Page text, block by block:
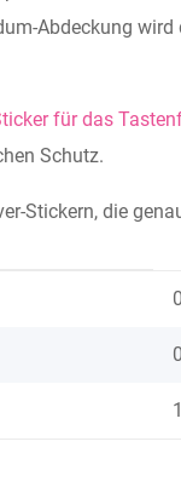
Abdeckung wird
für das
Schutz.
Stickern, die